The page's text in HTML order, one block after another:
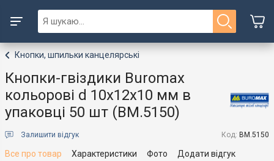
Кнопки, шпильки канцелярські
Кнопки-гвіздики Buromax
кольорові d 10х12х10 мм в
упаковці 50 шт (BM.5150)
Залишити відгук Код: BM.5150
Все про товар Характеристики Фото Додати відгук